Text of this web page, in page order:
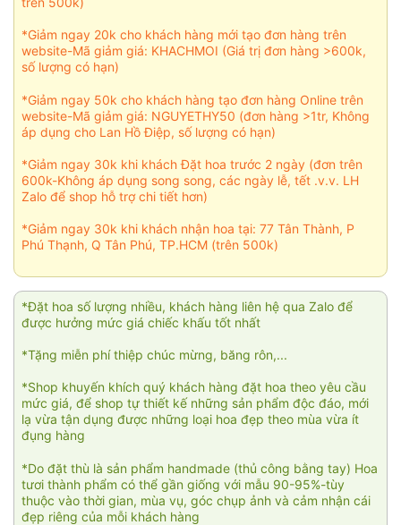
*Giảm ngay 20k cho khách hàng mới tạo đơn hàng trên
website-Mã giảm giá: KHACHMOI (Giá trị đơn hàng >600k,
số lượng có hạn)
*Giảm ngay 50k cho khách hàng tạo đơn hàng Online trên
website-Mã giảm giá: NGUYETHY50 (đơn hàng >1tr, Không
áp dụng cho Lan Hồ Điệp, số lượng có hạn)
*Giảm ngay 30k khi khách Đặt hoa trước 2 ngày (đơn trên
600k-Không áp dụng song song, các ngày lễ, tết .v.v. LH
Zalo để shop hỗ trợ chi tiết hơn)
*Giảm ngay 30k khi khách nhận hoa tại: 77 Tân Thành, P
Phú Thạnh, Q Tân Phú, TP.HCM (trên 500k)
*Đặt hoa số lượng nhiều, khách hàng liên hệ qua Zalo để
được hưởng mức giá chiếc khấu tốt nhất
*Tặng miễn phí thiệp chúc mừng, băng rôn,...
*Shop khuyến khích quý khách hàng đặt hoa theo yêu cầu
mức giá, để shop tự thiết kế những sản phẩm độc đáo, mới
lạ vừa tận dụng được những loại hoa đẹp theo mùa vừa ít
đụng hàng
*Do đặt thù là sản phẩm handmade (thủ công bằng tay) Hoa
tươi thành phẩm có thể gần giống với mẫu 90-95%-tùy
thuộc vào thời gian, mùa vụ, góc chụp ảnh và cảm nhận cái
đẹp riêng của mỗi khách hàng